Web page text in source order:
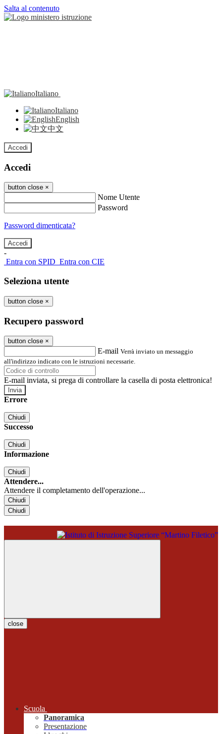
Salta al contenuto
Italiano
Italiano
English
中文
Accedi
Accedi
button close ×
Nome Utente
Password
Password dimenticata?
-
Entra con SPID Entra con CIE
Seleziona utente
button close ×
Recupero password
button close ×
E-mail Verrà inviato un messaggio
all'indirizzo indicato con le istruzioni necessarie.
E-mail inviata, si prega di controllare la casella di posta elettronica!
Errore
Chiudi
Successo
Chiudi
Informazione
Chiudi
Attendere...
Attendere il completamento dell'operazione...
Chiudi
Chiudi
close
Scuola
Panoramica
Presentazione